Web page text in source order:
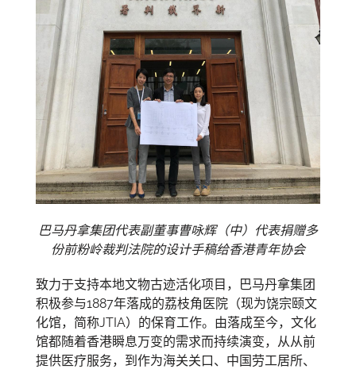
巴马丹拿集团代表副董事曹咏辉（中）代表捐赠多
份前粉岭裁判法院的设计手稿给香港青年协会
致力于支持本地文物古迹活化项目，巴马丹拿集团
积极参与1887年落成的荔枝角医院（现为饶宗颐文
化馆，简称JTIA）的保育工作。由落成至今，文化
馆都随着香港瞬息万变的需求而持续演变，从从前
提供医疗服务，到作为海关关口、中国劳工居所、